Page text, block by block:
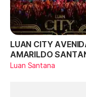
LUAN CITY
AMARILDO
(Ao Vivo)
Luan Santana